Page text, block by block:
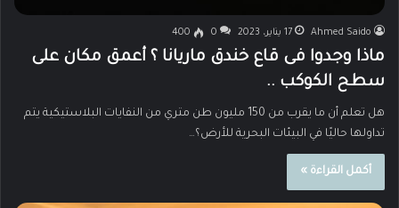
Ahmed Saido 17 يناير، 2023 0
400
ماذا وجدوا فى قاع خندق ماريانا ؟ أعمق مكان على
سطح الكوكب ..
هل تعلم أن ما يقرب من 150 مليون طن متري من النفايات البلاستيكية يتم
تداولها حاليًا في البيئات البحرية للأرض؟…
أكمل القراءة »